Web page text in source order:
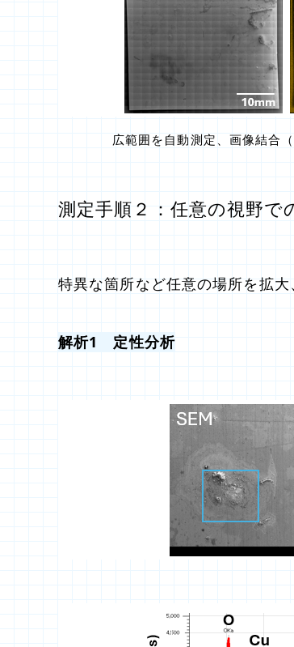
広範囲を自動測定、画像結合
測定手順２：任意の視野で
特異な箇所など任意の場所を拡
解析1 定性分析